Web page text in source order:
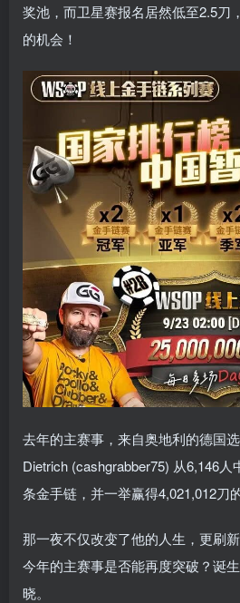
奖池，而卫星赛报名居然低至2.5刀
的机会！
去年的主赛事，来自奥地利的德国
Dietrich (cashgrabber75) 从6,146
条金手链，并一举赢得4,021,012刀
那一夜不仅改变了他的人生，更刷
今年的主赛事是否能再度突破？诞
晓。